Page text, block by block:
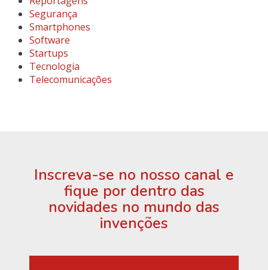
Segurança
Smartphones
Software
Startups
Tecnologia
Telecomunicações
Inscreva-se no nosso canal e
fique por dentro das
novidades no mundo das
invenções